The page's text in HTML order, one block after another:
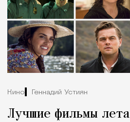
Кино Геннадий Устиян
Лучшие фильмы лета